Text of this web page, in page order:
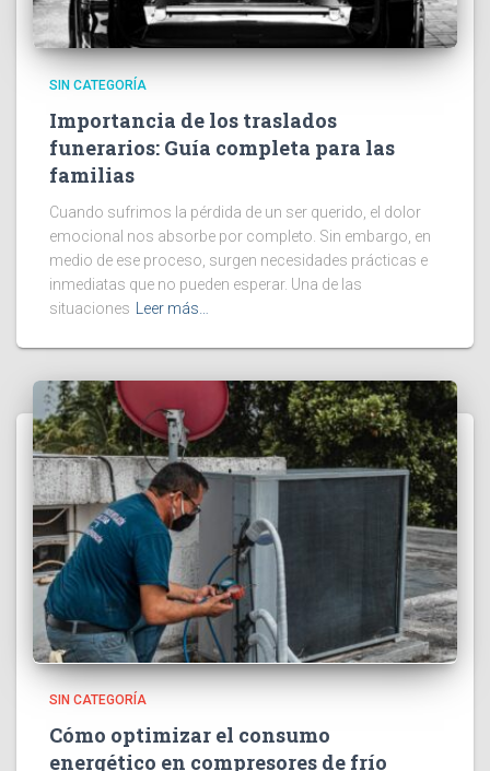
SIN CATEGORÍA
Importancia de los traslados
funerarios: Guía completa para las
familias
Cuando sufrimos la pérdida de un ser querido, el dolor
emocional nos absorbe por completo. Sin embargo, en
medio de ese proceso, surgen necesidades prácticas e
inmediatas que no pueden esperar. Una de las
situaciones
Leer más…
SIN CATEGORÍA
Cómo optimizar el consumo
energético en compresores de frío